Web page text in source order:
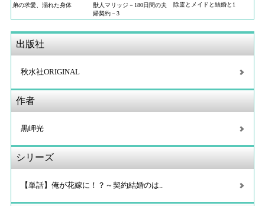
弟の求愛、溺れた身体
獣人マリッジ－180日間の夫
婦契約－3
除霊とメイドと結婚と1
出版社
秋水社ORIGINAL
作者
黒岬光
シリーズ
【単話】俺が花嫁に！？～契約結婚のは..